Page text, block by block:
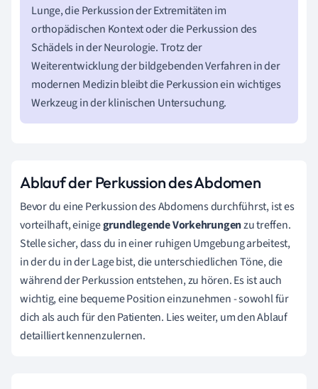
Lunge, die Perkussion der Extremitäten im
orthopädischen Kontext oder die Perkussion des
Schädels in der Neurologie. Trotz der
Weiterentwicklung der bildgebenden Verfahren in der
modernen Medizin bleibt die Perkussion ein wichtiges
Werkzeug in der klinischen Untersuchung.
Ablauf der Perkussion des Abdomen
Bevor du eine Perkussion des Abdomens durchführst, ist es
vorteilhaft, einigegrundlegende Vorkehrungenzu treffen.
Stelle sicher, dass du in einer ruhigen Umgebung arbeitest,
in der du in der Lage bist, die unterschiedlichen Töne, die
während der Perkussion entstehen, zu hören. Es ist auch
wichtig, eine bequeme Position einzunehmen - sowohl für
dich als auch für den Patienten. Lies weiter, um den Ablauf
detailliert kennenzulernen.